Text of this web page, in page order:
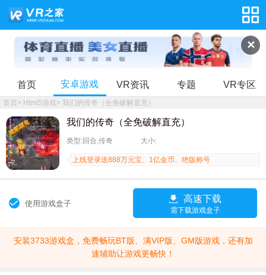
✕
首页 安卓游戏 VR资讯 专题 VR专区
首页> Html5游戏> 我们的传奇（全免破解直充）
我们的传奇（全免破解直充）
类型:回合,传奇 大小:
上线登录送888万元宝、1亿金币、绝版称号
使用游戏盒子 高速下载
需下载游戏盒子
安装3733游戏盒，免费畅玩BT版、满VIP版、GM版游戏，还有加
速辅助让游戏更畅快！